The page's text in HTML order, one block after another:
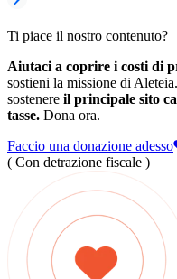
Ti piace il nostro contenuto?
Aiutaci a coprire i costi di
sostieni la missione di
sostenere il principale sito
tasse. Dona ora.
Faccio una donazione adesso
( Con detrazione fiscale )